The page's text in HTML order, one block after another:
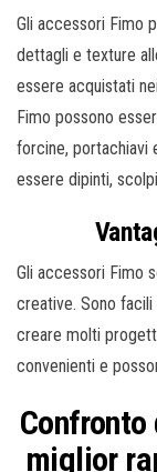
Gli accessori Fimo
dettagli e texture
essere acquistati
Fimo possono
forcine, portachiavi
essere dipinti,
Gli accessori Fimo
creative. Sono
creare molti
convenienti e
miglior